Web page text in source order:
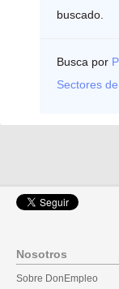
buscado.
Busca por
Sectores
Nosotros
Sobre DonEmpleo